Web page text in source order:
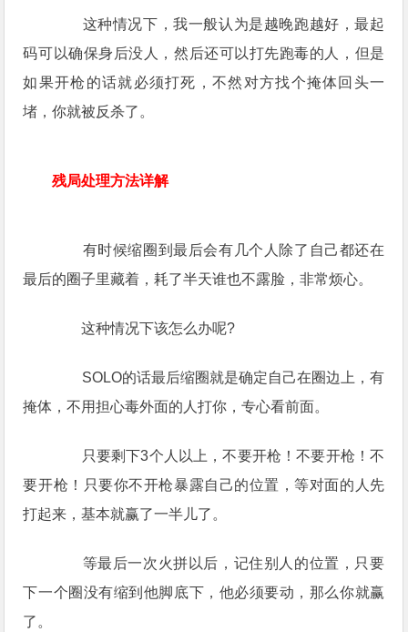
这种情况下，我一般认为是越晚跑越好，最起
码可以确保身后没人，然后还可以打先跑毒的人，但是
如果开枪的话就必须打死，不然对方找个掩体回头一
堵，你就被反杀了。
残局处理方法详解
有时候缩圈到最后会有几个人除了自己都还在
最后的圈子里藏着，耗了半天谁也不露脸，非常烦心。
这种情况下该怎么办呢?
SOLO的话最后缩圈就是确定自己在圈边上，有
掩体，不用担心毒外面的人打你，专心看前面。
只要剩下3个人以上，不要开枪！不要开枪！不
要开枪！只要你不开枪暴露自己的位置，等对面的人先
打起来，基本就赢了一半儿了。
等最后一次火拼以后，记住别人的位置，只要
下一个圈没有缩到他脚底下，他必须要动，那么你就赢
了。